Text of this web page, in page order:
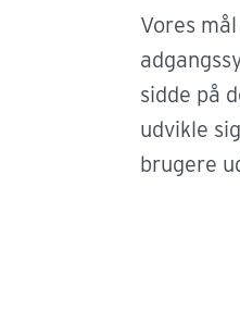
Vores
sidde på
udvikle
brugere